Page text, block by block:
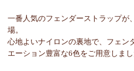
一番人気のフェンダーストラップが
場。
心地よいナイロンの裏地で、フェン
エーション豊富な6色をご用意しまし